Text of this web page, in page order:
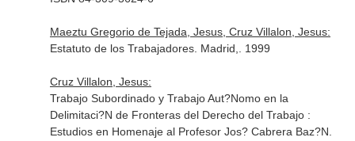
Maeztu Gregorio de Tejada, Jesus, Cruz Villalon, Jesus:
Estatuto de los Trabajadores. Madrid,. 1999
Cruz Villalon, Jesus:
Trabajo Subordinado y Trabajo Aut?Nomo en la
Delimitaci?N de Fronteras del Derecho del Trabajo :
Estudios en Homenaje al Profesor Jos? Cabrera Baz?N.